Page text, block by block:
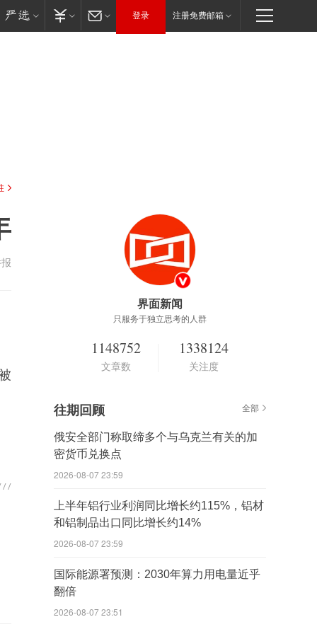
登录 注册免费邮箱
界面新闻
只服务于独立思考的人群
1148752
文章数
1338124
关注度
往期回顾 全部
俄安全部门称取缔多个与乌克兰有关的加
密货币兑换点
2026-08-07 23:59
上半年铝行业利润同比增长约115%，铝材
和铝制品出口同比增长约14%
2026-08-07 23:59
国际能源署预测：2030年算力用电量近乎
翻倍
2026-08-07 23:51